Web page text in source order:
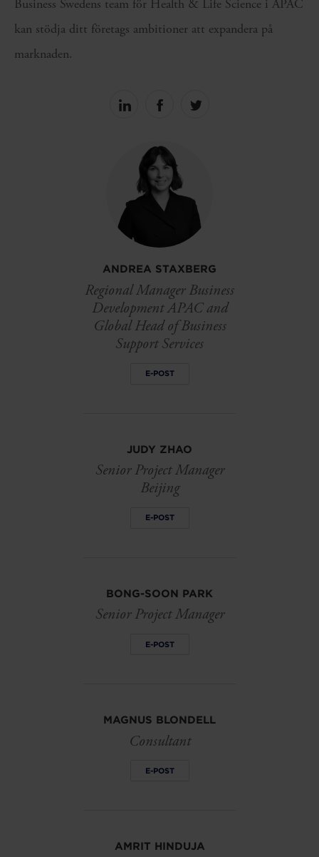
ANDREA STAXBERG
Regional Manager Business
Development APAC and
Global Head of Business
Support Services
E-POST
JUDY ZHAO
Senior Project Manager
Beijing
E-POST
BONG-SOON PARK
Senior Project Manager
E-POST
MAGNUS BLONDELL
Consultant
E-POST
AMRIT HINDUJA
Business Swedens team för Health & Life Science i APAC
kan stödja ditt företags ambitioner att expandera på
marknaden.
Share
Share
Share